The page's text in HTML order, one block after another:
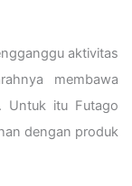
aktivitas
membawa
Untuk itu Futago
dengan produk